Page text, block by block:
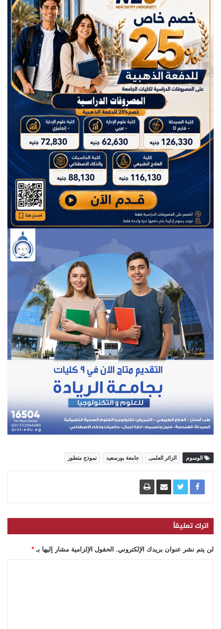
الوسوم الزائر العلمى جامعة بورسعيد نموذج متطور
اترك تعليقاً
لن يتم نشر عنوان بريدك الإلكتروني. الحقول الإلزامية مشار إليها بـ *